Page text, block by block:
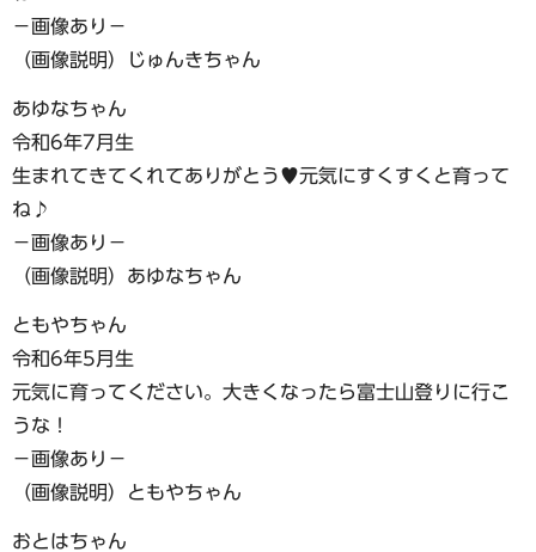
−画像あり−
（画像説明）じゅんきちゃん
あゆなちゃん
令和6年7月生
生まれてきてくれてありがとう♥元気にすくすくと育って
ね♪
−画像あり−
（画像説明）あゆなちゃん
ともやちゃん
令和6年5月生
元気に育ってください。大きくなったら富士山登りに行こ
うな！
−画像あり−
（画像説明）ともやちゃん
おとはちゃん